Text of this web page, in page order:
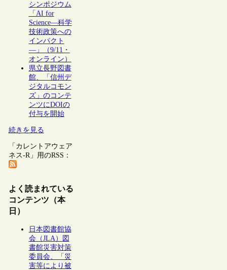
シンポジウム
「AI for
Science―科学
技術政策への
インパクト
―」（9/11・
オンライン）
県立長野図書
館、「信州デ
ジタルコモン
ズ」のコンテ
ンツにDOIの
付与を開始
続きを見る
「カレントアウェア
ネス-R」用のRSS：
よく読まれている
コンテンツ（本
日）
日本図書館協
会（JLA）図
書館災害対策
委員会、「災
害等により被